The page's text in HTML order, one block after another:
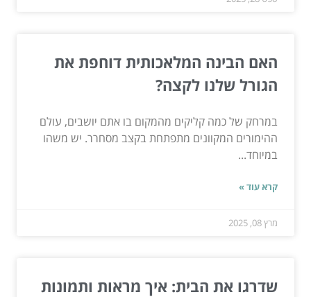
האם הבינה המלאכותית דוחפת את
הגורל שלנו לקצה?
במרחק של כמה קליקים מהמקום בו אתם יושבים, עולם
ההימורים המקוונים מתפתחת בקצב מסחרר. יש משהו
במיוחד...
קרא עוד »
מרץ 08, 2025
שדרגו את הבית: איך מראות ותמונות